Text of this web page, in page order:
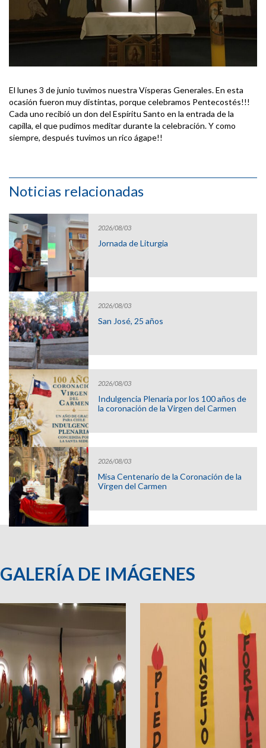
El lunes 3 de junio tuvimos nuestra Vísperas Generales. En esta
ocasión fueron muy distintas, porque celebramos Pentecostés!!!
Cada uno recibió un don del Espíritu Santo en la entrada de la
capilla, el que pudimos meditar durante la celebración. Y como
siempre, después tuvimos un rico ágape!!
Noticias relacionadas
2026/08/03
Jornada de Liturgia
2026/08/03
San José, 25 años
2026/08/03
Indulgencia Plenaria por los 100 años de
la coronación de la Virgen del Carmen
2026/08/03
Misa Centenario de la Coronación de la
Virgen del Carmen
GALERÍA DE IMÁGENES